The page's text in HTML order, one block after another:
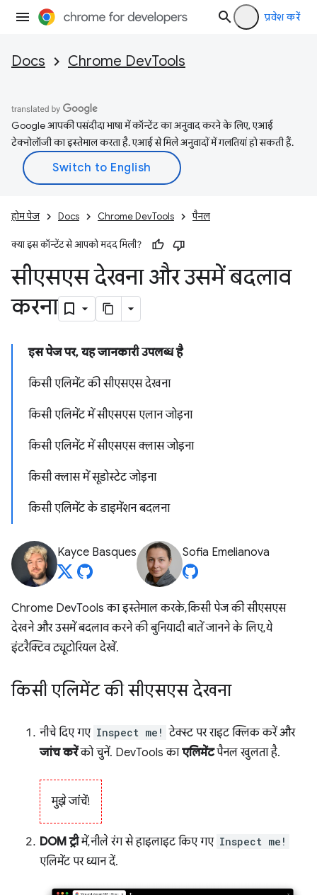
प्रवेश करें
Docs Chrome DevTools
Google आपकी पसंदीदा भाषा में कॉन्टेंट का अनुवाद करने के लिए, एआई
टेक्नोलॉजी का इस्तेमाल करता है. एआई से मिले अनुवादों में गलतियां हो सकती हैं.
होम पेज Docs Chrome DevTools पैनल
क्या इस कॉन्टेंट से आपको मदद मिली?
सीएसएस देखना और उसमें बदलाव
करना
इस पेज पर, यह जानकारी उपलब्ध है
किसी एलिमेंट की सीएसएस देखना
किसी एलिमेंट में सीएसएस एलान जोड़ना
किसी एलिमेंट में सीएसएस क्लास जोड़ना
किसी क्लास में सूडोस्टेट जोड़ना
किसी एलिमेंट के डाइमेंशन बदलना
Kayce Basques Sofia Emelianova
Chrome DevTools का इस्तेमाल करके, किसी पेज की सीएसएस
देखने और उसमें बदलाव करने की बुनियादी बातें जानने के लिए, ये
इंटरैक्टिव ट्यूटोरियल देखें.
किसी एलिमेंट की सीएसएस देखना
नीचे दिए गए Inspect me! टेक्स्ट पर राइट क्लिक करें और
जांच करेंको चुनें. DevTools काएलिमेंटपैनल खुलता है.
मुझे जांचें!
DOM ट्रीमें, नीले रंग से हाइलाइट किए गए Inspect me!
एलिमेंट पर ध्यान दें.